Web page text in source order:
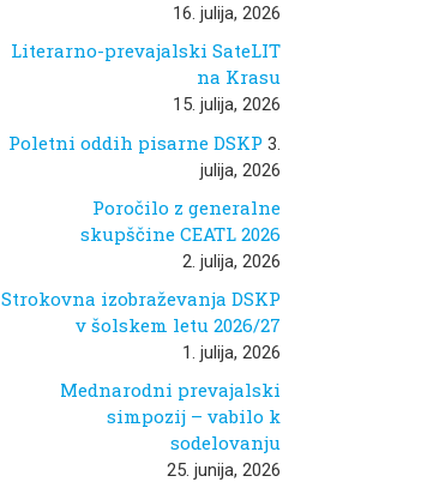
16. julija, 2026
Literarno-prevajalski SateLIT
na Krasu
15. julija, 2026
Poletni oddih pisarne DSKP 3.
julija, 2026
Poročilo z generalne
skupščine CEATL 2026
2. julija, 2026
Strokovna izobraževanja DSKP
v šolskem letu 2026/27
1. julija, 2026
Mednarodni prevajalski
simpozij – vabilo k
sodelovanju
25. junija, 2026